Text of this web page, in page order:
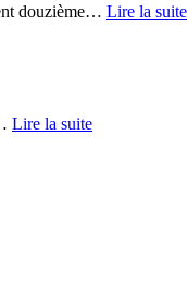
douzième… Lire la suite
Lire la suite